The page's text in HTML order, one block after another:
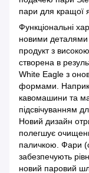
пари для кращої
Функціональні
новими деталями
продукт з
створена в
White Eagle з
формами.
кавомашини та
підсвічуванням
Новий дизайн
полегшує
паличкою. Фари
забезпечують
новий паровий